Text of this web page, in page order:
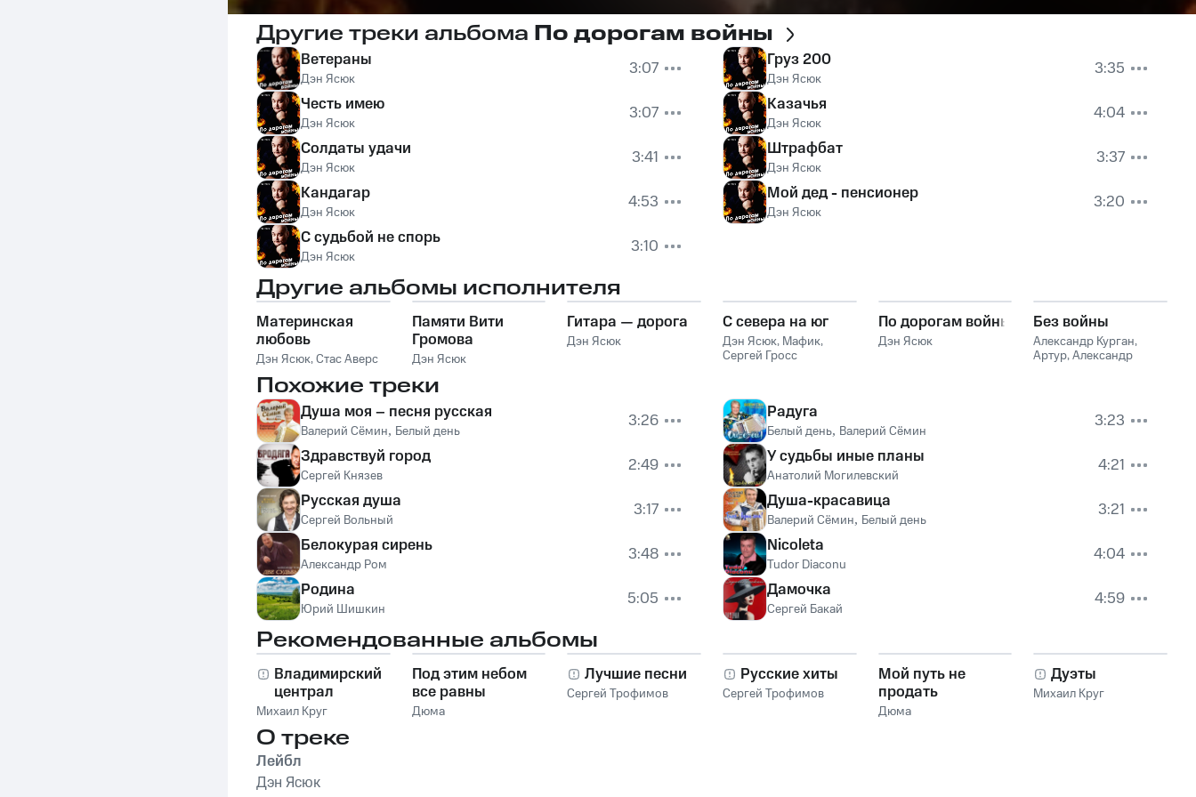
Другие треки альбома По дорогам войны
Ветераны
Дэн Ясюк
3:07
Честь имею
Дэн Ясюк
3:07
Солдаты удачи
Дэн Ясюк
3:41
Кандагар
Дэн Ясюк
4:53
С судьбой не спорь
Дэн Ясюк 3:10
Груз 200
Дэн Ясюк
3:35
Казачья
Дэн Ясюк
4:04
Штрафбат
Дэн Ясюк
3:37
Мой дед - пенсионер
Дэн Ясюк 3:20
Другие альбомы исполнителя
Материнская
любовь
Дэн Ясюк,Стас Аверс
Памяти Вити
Громова
Дэн Ясюк
Гитара — дорога
Дэн Ясюк
С севера на юг
Дэн Ясюк, Мафик,
Сергей Гросс
По дорогам войны
Дэн Ясюк
Без войны
Александр Курган,
Артур,Александр
Похожие треки
Душа моя – песня русская
Валерий Сёмин, Белый день
3:26
Здравствуй город
Сергей Князев
2:49
Русская душа
Сергей Вольный
3:17
Белокурая сирень
Александр Ром
3:48
Родина
Юрий Шишкин 5:05
Радуга
Белый день, Валерий Сёмин
3:23
У судьбы иные планы
Анатолий Могилевский
4:21
Душа-красавица
Валерий Сёмин, Белый день
3:21
Nicoleta
Tudor Diaconu
4:04
Дамочка
Сергей Бакай 4:59
Рекомендованные альбомы
Владимирский
централ
Михаил Круг
Под этим небом
все равны
Дюма
Лучшие песни
Сергей Трофимов
Русские хиты
Сергей Трофимов
Мой путь не
продать
Дюма
Дуэты
Михаил Круг
О треке
Лейбл
Дэн Ясюк